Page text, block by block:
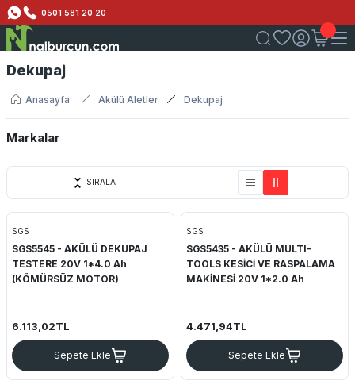
0501 581 20 20
Dekupaj
Anasayfa Akülü Aletler Dekupaj
Markalar
SGS
SIRALA
SGS
SGS5545 - AKÜLÜ DEKUPAJ
TESTERE 20V 1*4.0 Ah
(KÖMÜRSÜZ MOTOR)
6.113,02TL
Sepete Ekle
SGS
SGS5435 - AKÜLÜ MULTI-
TOOLS KESİCİ VE RASPALAMA
MAKİNESİ 20V 1*2.0 Ah
4.471,94TL
Sepete Ekle